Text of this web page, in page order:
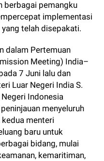
berbagai pemangku
implementasi
telah disepakati.
dalam Pertemuan
Meeting) India–
7 Juni lalu dan
Luar Negeri India S.
Indonesia
menyeluruh
menteri
baru untuk
bidang, mulai
kemaritiman,